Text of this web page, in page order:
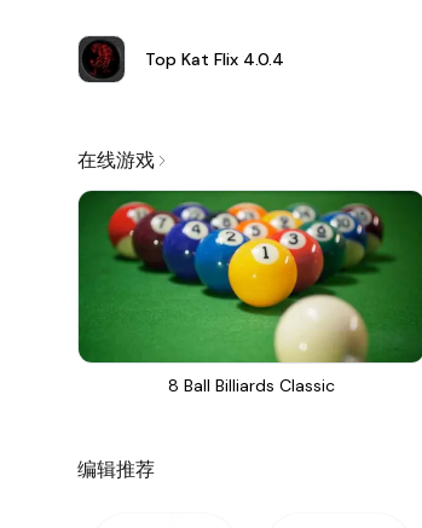
Top Kat Flix 4.0.4
在线游戏
8 Ball Billiards Classic
编辑推荐